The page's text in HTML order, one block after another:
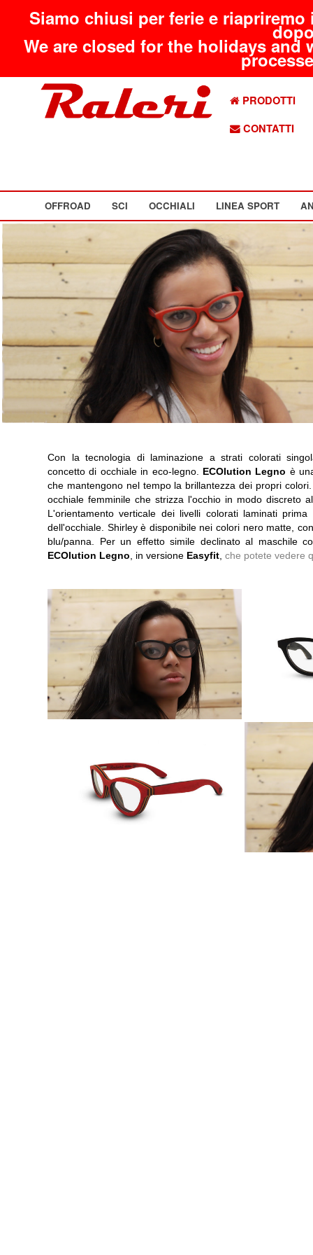
Siamo chiusi per ferie e
We are closed for the holidays
PRODOTTI
CONTATTI
OFFROAD SCI OCCHIALI LINEA SPORT
Con la tecnologia di laminazione a strati colorati
concetto di occhiale in eco-legno. ECOlution Legno è
che mantengono nel tempo la brillantezza dei propri
occhiale femminile che strizza l'occhio in modo discreto
L'orientamento verticale dei livelli colorati laminati
dell'occhiale. Shirley è disponibile nei colori nero matte,
blu/panna. Per un effetto simile declinato al maschile
ECOlution Legno , in versione Easyfit che potete vedere